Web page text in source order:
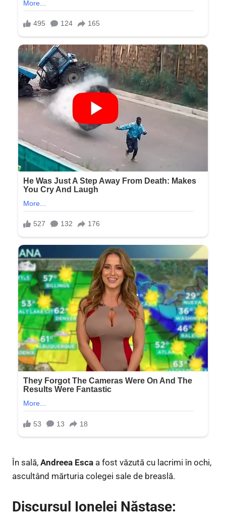
În sală, Andreea Esca a fost văzută cu lacrimi în ochi,
ascultând mărturia colegei sale de breaslă.
Discursul Ionelei Năstase: